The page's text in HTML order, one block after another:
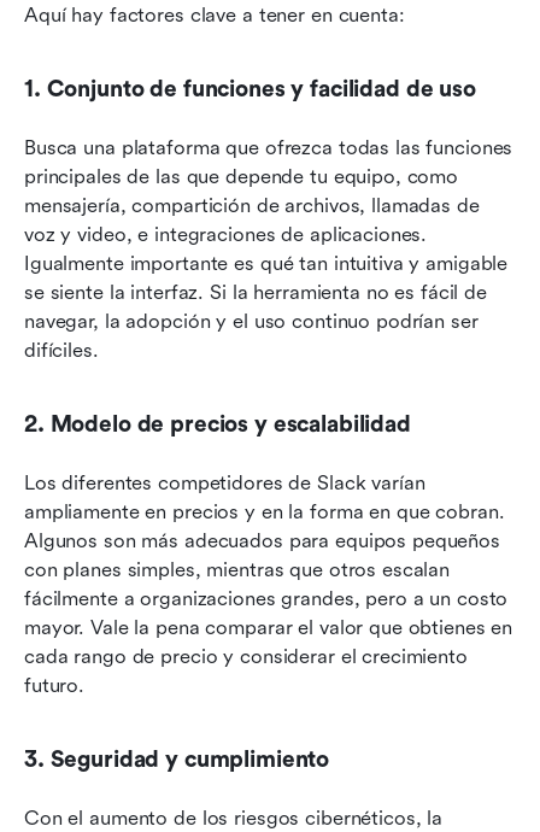
Aquí hay factores clave a tener en cuenta:
1. Conjunto de funciones y facilidad de uso
Busca una plataforma que ofrezca todas las funciones
principales de las que depende tu equipo, como
mensajería, compartición de archivos, llamadas de
voz y video, e integraciones de aplicaciones.
Igualmente importante es qué tan intuitiva y amigable
se siente la interfaz. Si la herramienta no es fácil de
navegar, la adopción y el uso continuo podrían ser
difíciles.
2. Modelo de precios y escalabilidad
Los diferentes competidores de Slack varían
ampliamente en precios y en la forma en que cobran.
Algunos son más adecuados para equipos pequeños
con planes simples, mientras que otros escalan
fácilmente a organizaciones grandes, pero a un costo
mayor. Vale la pena comparar el valor que obtienes en
cada rango de precio y considerar el crecimiento
futuro.
3. Seguridad y cumplimiento
Con el aumento de los riesgos cibernéticos, la